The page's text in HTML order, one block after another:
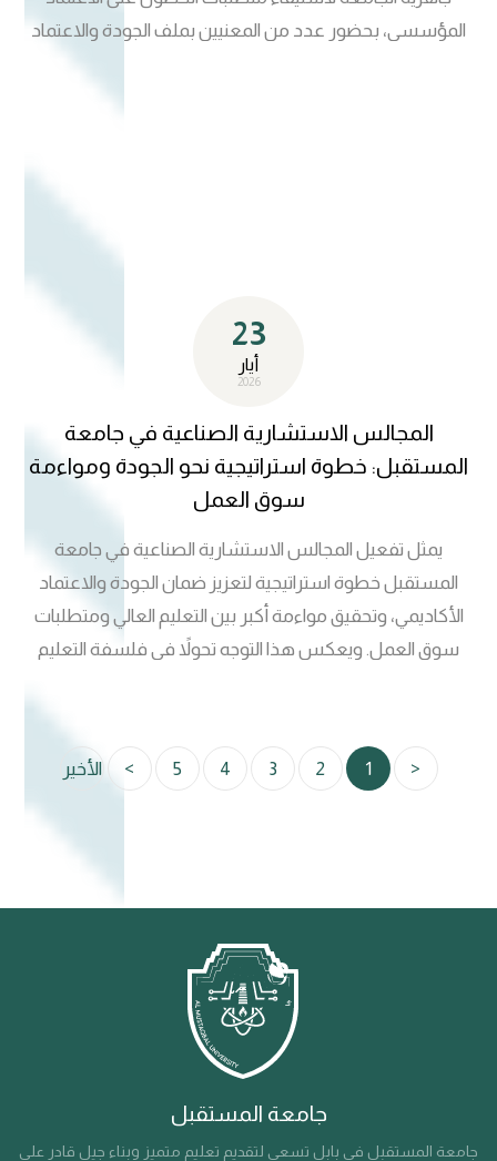
المؤسسي، بحضور عدد من المعنيين بملف الجودة والاعتماد
الفريق الواحد لضمان تحقيق متطلبات الجودة والاعتماد
جهود قسم ضمان الجودة والأداء الجامعي في متابعة ملفات
الجودة والاعتماد، ودعم توجهات الجامعة نحو تحقيق التميز
23
أيار
2026
المجالس الاستشارية الصناعية في جامعة
المستقبل: خطوة استراتيجية نحو الجودة ومواءمة
سوق العمل
يمثل تفعيل المجالس الاستشارية الصناعية في جامعة
المستقبل خطوة استراتيجية لتعزيز ضمان الجودة والاعتماد
الأكاديمي، وتحقيق مواءمة أكبر بين التعليم العالي ومتطلبات
سوق العمل. ويعكس هذا التوجه تحولاً في فلسفة التعليم
مع المهارات المستقبلية. وتسهم هذه المجالس في دعم
التحسين المستمر عبر التغذية الراجعة من القطاعات الصحية
البدنية وعلوم الرياضة، لمناقشة تطوير المناهج، وتوسيع التدريب
العملي، ودعم البحث التطبيقي، وتعزيز فرص توظيف الخريجين.
كما تمثل هذه المجالس أحد مؤشرات الاعتماد الأكاديمي المهمة
لضمان مواءمة البرامج مع احتياجات المجتمع وسوق العمل وتعزيز
الابتكار. وتؤكد جامعة المستقبل التزامها بتبني نموذج جامعي
حديث قائم على الشراكة مع المجتمع، وتعزيز جودة التعليم، ودعم
التنمية المستدامة.
<
1
2
3
4
5
> الأخير
جامعة المستقبل
جامعة المستقبل في بابل تسعى لتقديم تعليم متميز وبناء جيل قادر على